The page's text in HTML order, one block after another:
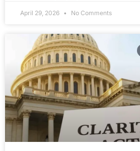
April 29, 2026 No Comments